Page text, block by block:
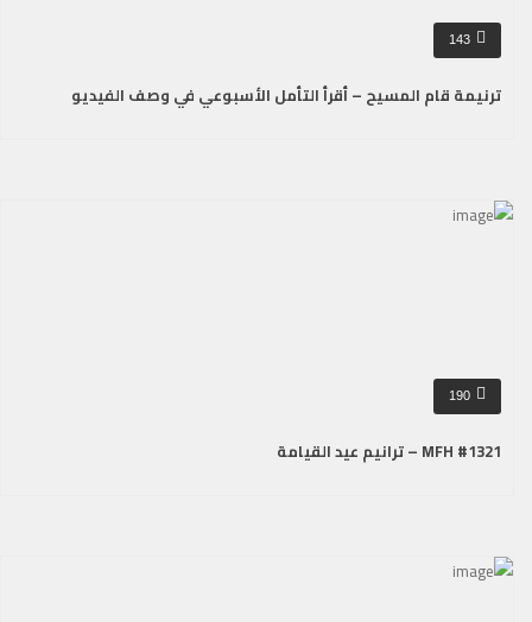
143
ترنيمة قام المسيح – أقرأ التأمل الأسبوعي في وصف الفيديو
190
MFH #1321 – ترانيم عيد القيامة